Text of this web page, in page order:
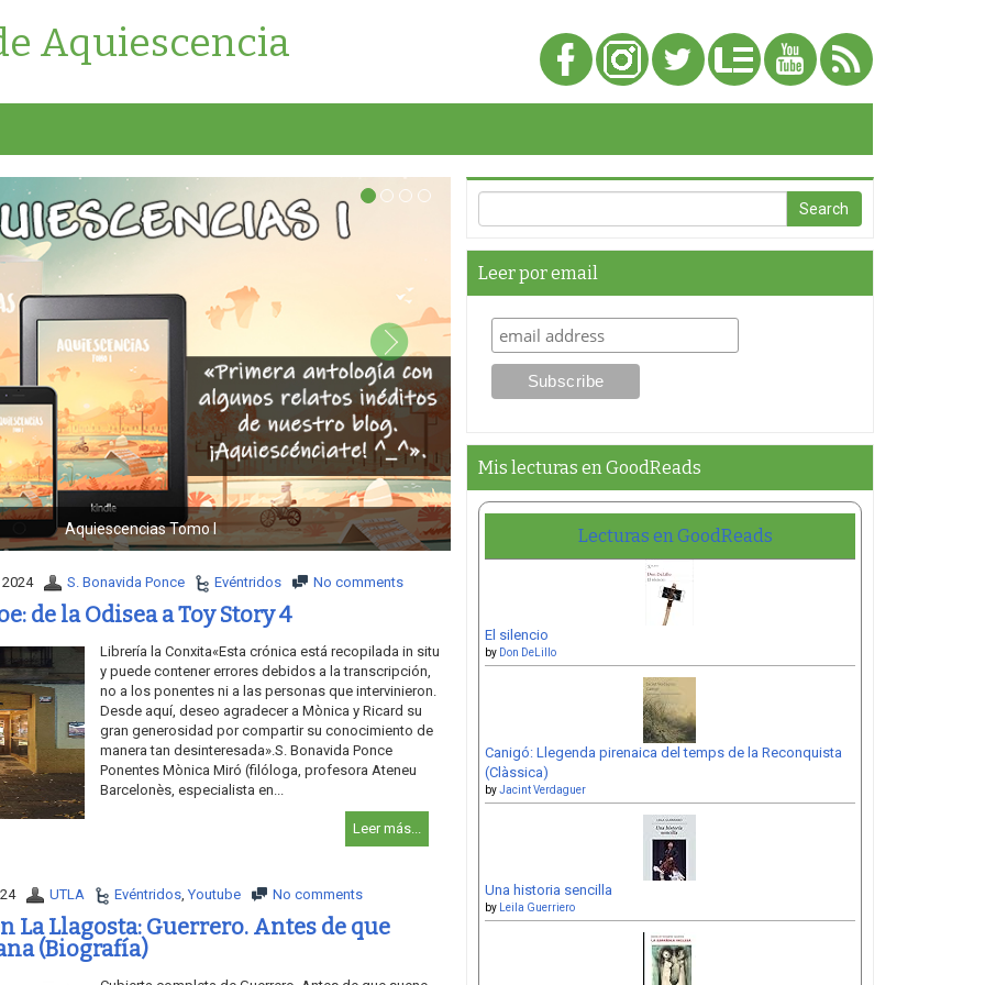
Aquiescencia
Smoking Dead
S. Bonavida Ponce Evéntridos No comments
de la Odisea a Toy Story 4
Librería la Conxita«Esta crónica está recopilada in situ
y puede contener errores debidos a la transcripción,
no a los ponentes ni a las personas que intervinieron.
Desde aquí, deseo agradecer a Mònica y Ricard su
gran generosidad por compartir su conocimiento de
manera tan desinteresada».S. Bonavida Ponce
Ponentes Mònica Miró (filóloga, profesora Ateneu
Barcelonès, especialista en...
Leer más...
UTLA Evéntridos,Youtube No comments
La Llagosta: Guerrero. Antes de que
(Biografía)
Leer por email
Mis lecturas en GoodReads
Lecturas en GoodReads
El silencio
by Don DeLillo
Canigó: Llegenda pirenaica del temps de la Reconquista
(Clàssica)
byJacint Verdaguer
Una historia sencilla
by Leila Guerriero